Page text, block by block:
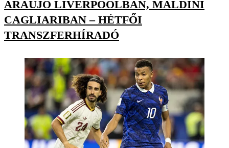
ARAÚJO LIVERPOOLBAN, MALDINI
CAGLIARIBAN – HÉTFŐI
TRANSZFERHÍRADÓ